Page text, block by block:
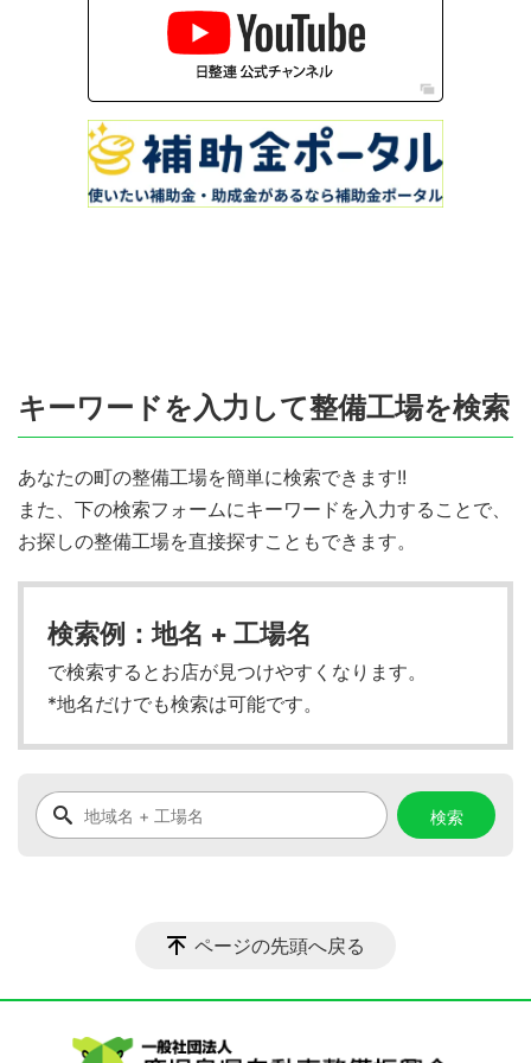
キーワードを入力して整備工場を検索
あなたの町の整備工場を簡単に検索できます!!
また、下の検索フォームにキーワードを入力することで、
お探しの整備工場を直接探すこともできます。
検索例：地名 + 工場名
で検索するとお店が見つけやすくなります。
*地名だけでも検索は可能です。
ページの先頭へ戻る